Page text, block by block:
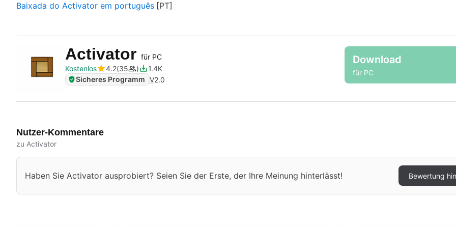
Baixada do Activator em português
Activator für PC
Kostenlos
4.2 35
1.4K
Sicheres Programm V2.0
Download
für PC
Nutzer-Kommentare
zu Activator
Haben Sie Activator ausprobiert? Seien Sie der Erste, der Ihre Meinung hinterlässt! Bewertung